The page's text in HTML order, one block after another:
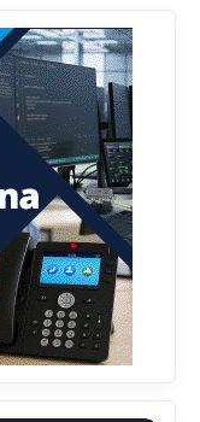
pricivljiviji-to
to
u govoru-to
Ko je
rade samo ono